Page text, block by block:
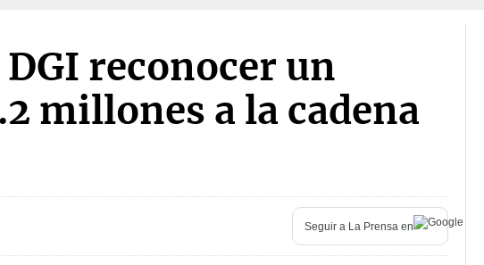
reconocer un
millones a la cadena
Seguir a La Prensa en